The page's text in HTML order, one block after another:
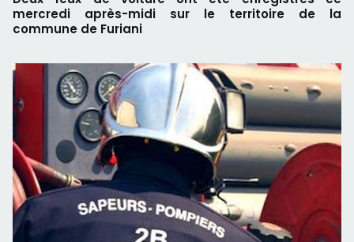
mercredi après-midi sur le territoire de la
commune de Furiani